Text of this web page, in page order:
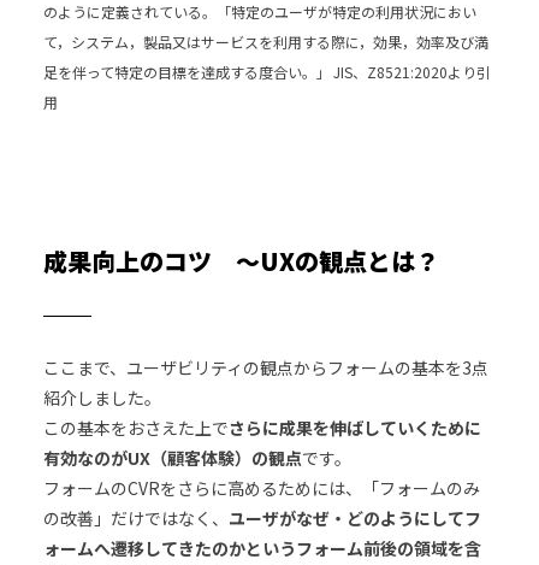
のように定義されている。「特定のユーザが特定の利用状況におい
て，システム，製品又はサービスを利用する際に，効果，効率及び満
足を伴って特定の目標を達成する度合い。」 JIS、Z8521:2020より引
用
成果向上のコツ ～UXの観点とは？
ここまで、ユーザビリティの観点からフォームの基本を3点
紹介しました。
この基本をおさえた上でさらに成果を伸ばしていくために
有効なのがUX（顧客体験）の観点です。
フォームのCVRをさらに高めるためには、「フォームのみ
の改善」だけではなく、 ユーザがなぜ・どのようにしてフ
ォームへ遷移してきたのかというフォーム前後の領域を含